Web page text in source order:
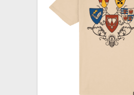
XZONE KLUB